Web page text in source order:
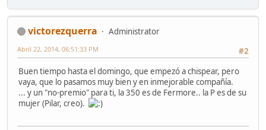
victorezquerra
Administrator
#2
Abril 22, 2014, 06:51:33 PM
Buen tiempo hasta el domingo, que empezó a chispear, pero
vaya, que lo pasamos muy bien y en inmejorable compañía.
... y un "no-premio" para ti, la 350 es de Fermore.. la P es de su
mujer (Pilar, creo).